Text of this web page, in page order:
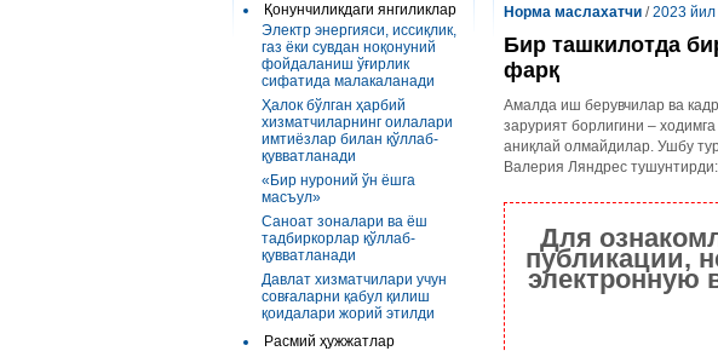
Қонунчиликдаги янгиликлар
Электр энергияси, иссиқлик,
газ ёки сувдан ноқонуний
фойдаланиш ўғирлик
сифатида малакаланади
Ҳалок бўлган ҳарбий
хизматчиларнинг оилалари
имтиёзлар билан қўллаб-
қувватланади
«Бир нуроний ўн ёшга
масъул»
Саноат зоналари ва ёш
тадбиркорлар қўллаб-
қувватланади
Давлат хизматчилари учун
совғаларни қабул қилиш
қоидалари жорий этилди
Расмий ҳужжатлар
Норма маслахатчи /2023 йил
Бир ташкилотда
фарқ
Амалда иш берувчилар ва
зарурият борлигини –
аниқлай олмайдилар. Ушбу
Валерия Ляндрес тушунтирди:
Для
публикации,
электронную